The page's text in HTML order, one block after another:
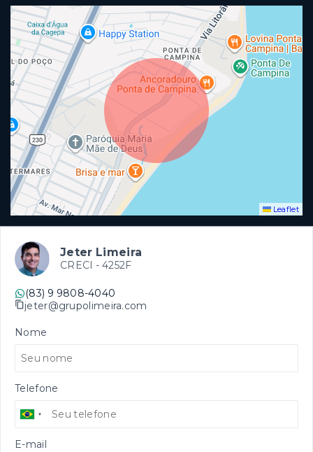
Leaflet
Jeter Limeira
CRECI - 4252F
(83) 9 9808-4040
jeter@grupolimeira.com
Nome
Telefone
E-mail